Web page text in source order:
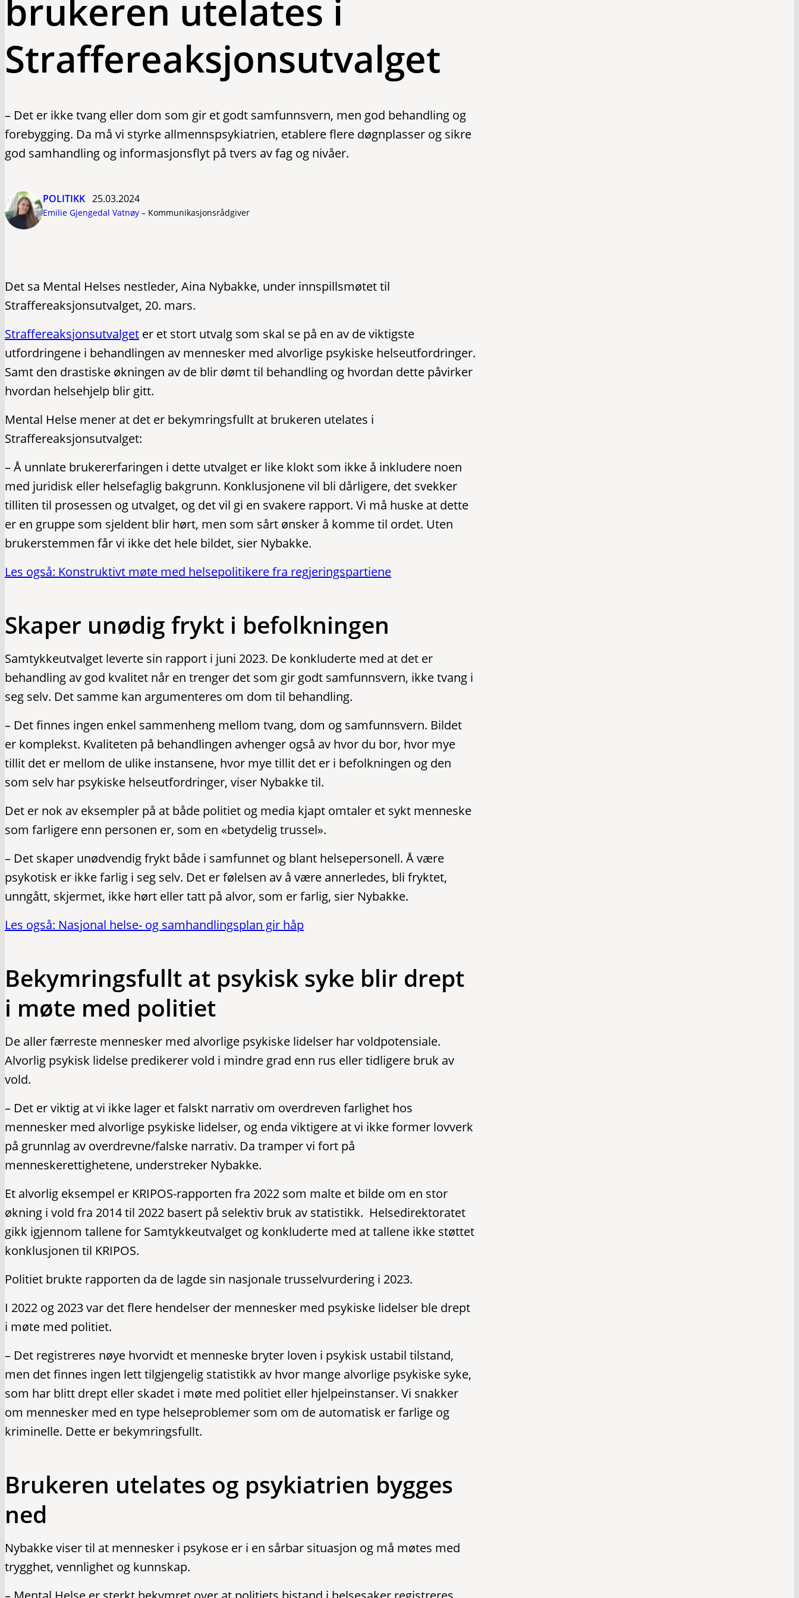
brukeren utelates i
Straffereaksjonsutvalget
– Det er ikke tvang eller dom som gir et godt samfunnsvern, men god behandling og
forebygging. Da må vi styrke allmennspsykiatrien, etablere flere døgnplasser og sikre
god samhandling og informasjonsflyt på tvers av fag og nivåer.
POLITIKK 25.03.2024
Emilie Gjengedal Vatnøy – Kommunikasjonsrådgiver
Det sa Mental Helses nestleder, Aina Nybakke, under innspillsmøtet til
Straffereaksjonsutvalget, 20. mars.
Straffereaksjonsutvalget er et stort utvalg som skal se på en av de viktigste
utfordringene i behandlingen av mennesker med alvorlige psykiske helseutfordringer.
Samt den drastiske økningen av de blir dømt til behandling og hvordan dette påvirker
hvordan helsehjelp blir gitt.
Mental Helse mener at det er bekymringsfullt at brukeren utelates i
Straffereaksjonsutvalget:
– Å unnlate brukererfaringen i dette utvalget er like klokt som ikke å inkludere noen
med juridisk eller helsefaglig bakgrunn. Konklusjonene vil bli dårligere, det svekker
tilliten til prosessen og utvalget, og det vil gi en svakere rapport. Vi må huske at dette
er en gruppe som sjeldent blir hørt, men som sårt ønsker å komme til ordet. Uten
brukerstemmen får vi ikke det hele bildet, sier Nybakke.
Les også: Konstruktivt møte med helsepolitikere fra regjeringspartiene
Skaper unødig frykt i befolkningen
Samtykkeutvalget leverte sin rapport i juni 2023. De konkluderte med at det er
behandling av god kvalitet når en trenger det som gir godt samfunnsvern, ikke tvang i
seg selv. Det samme kan argumenteres om dom til behandling.
– Det finnes ingen enkel sammenheng mellom tvang, dom og samfunnsvern. Bildet
er komplekst. Kvaliteten på behandlingen avhenger også av hvor du bor, hvor mye
tillit det er mellom de ulike instansene, hvor mye tillit det er i befolkningen og den
som selv har psykiske helseutfordringer, viser Nybakke til.
Det er nok av eksempler på at både politiet og media kjapt omtaler et sykt menneske
som farligere enn personen er, som en «betydelig trussel».
– Det skaper unødvendig frykt både i samfunnet og blant helsepersonell. Å være
psykotisk er ikke farlig i seg selv. Det er følelsen av å være annerledes, bli fryktet,
unngått, skjermet, ikke hørt eller tatt på alvor, som er farlig, sier Nybakke.
Les også: Nasjonal helse- og samhandlingsplan gir håp
Bekymringsfullt at psykisk syke blir drept
i møte med politiet
De aller færreste mennesker med alvorlige psykiske lidelser har voldpotensiale.
Alvorlig psykisk lidelse predikerer vold i mindre grad enn rus eller tidligere bruk av
vold.
– Det er viktig at vi ikke lager et falskt narrativ om overdreven farlighet hos
mennesker med alvorlige psykiske lidelser, og enda viktigere at vi ikke former lovverk
på grunnlag av overdrevne/falske narrativ. Da tramper vi fort på
menneskerettighetene, understreker Nybakke.
Et alvorlig eksempel er KRIPOS-rapporten fra 2022 som malte et bilde om en stor
økning i vold fra 2014 til 2022 basert på selektiv bruk av statistikk. Helsedirektoratet
gikk igjennom tallene for Samtykkeutvalget og konkluderte med at tallene ikke støttet
konklusjonen til KRIPOS.
Politiet brukte rapporten da de lagde sin nasjonale trusselvurdering i 2023.
I 2022 og 2023 var det flere hendelser der mennesker med psykiske lidelser ble drept
i møte med politiet.
– Det registreres nøye hvorvidt et menneske bryter loven i psykisk ustabil tilstand,
men det finnes ingen lett tilgjengelig statistikk av hvor mange alvorlige psykiske syke,
som har blitt drept eller skadet i møte med politiet eller hjelpeinstanser. Vi snakker
om mennesker med en type helseproblemer som om de automatisk er farlige og
kriminelle. Dette er bekymringsfullt.
Brukeren utelates og psykiatrien bygges
ned
Nybakke viser til at mennesker i psykose er i en sårbar situasjon og må møtes med
trygghet, vennlighet og kunnskap.